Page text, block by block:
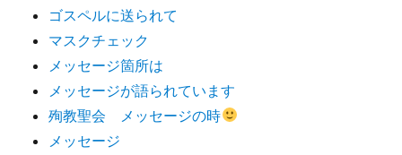
ゴスペルに送られて
マスクチェック
メッセージ箇所は
メッセージが語られています
殉教聖会 メッセージの時
メッセージ